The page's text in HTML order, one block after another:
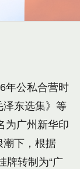
年公私合营时
泽东选集》等
为广州新华印
潮下，根据
牌转制为“广